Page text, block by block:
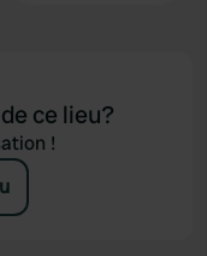
ce lieu?
!